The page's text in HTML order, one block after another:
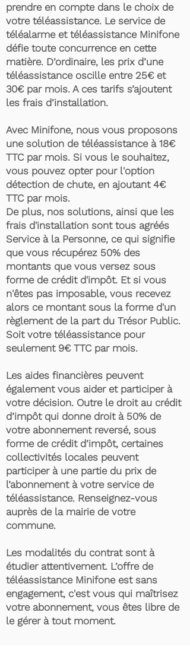
prendre en compte dans le choix de
votre téléassistance. Le service de
téléalarme et téléassistance Minifone
défie toute concurrence en cette
matière. D’ordinaire, les prix d’une
téléassistance oscille entre 25€ et
30€ par mois. A ces tarifs s’ajoutent
les frais d’installation.
Avec Minifone, nous vous proposons
une solution de téléassistance à 18€
TTC par mois. Si vous le souhaitez,
vous pouvez opter pour l'option
détection de chute, en ajoutant 4€
TTC par mois.
De plus, nos solutions, ainsi que les
frais d'installation sont tous agréés
Service à la Personne, ce qui signifie
que vous récupérez 50% des
montants que vous versez sous
forme de crédit d'impôt. Et si vous
n'êtes pas imposable, vous recevez
alors ce montant sous la forme d'un
règlement de la part du Trésor Public.
Soit votre téléassistance pour
seulement 9€ TTC par mois.
Les aides financières peuvent
également vous aider et participer à
votre décision. Outre le droit au crédit
d’impôt qui donne droit à 50% de
votre abonnement reversé, sous
forme de crédit d’impôt, certaines
collectivités locales peuvent
participer à une partie du prix de
l’abonnement à votre service de
téléassistance. Renseignez-vous
auprès de la mairie de votre
commune.
Les modalités du contrat sont à
étudier attentivement. L’offre de
téléassistance Minifone est sans
engagement, c'est vous qui maîtrisez
votre abonnement, vous êtes libre de
le gérer à tout moment.